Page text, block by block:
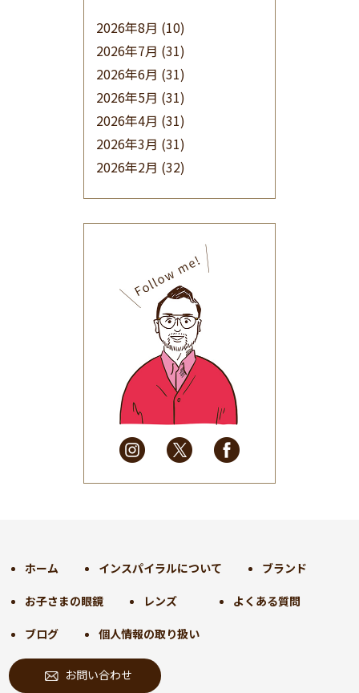
2026年8月 (10)
2026年7月 (31)
2026年6月 (31)
2026年5月 (31)
2026年4月 (31)
2026年3月 (31)
2026年2月 (32)
(32)
2025年9月(30)
2025年8月(31)
2025年7月(37)
2025年6月(48)
2025年5月
(41)
2025年4月
(32)
2025年3月(31)
2025年2月
(28)
2024年9月(30)
2024年7月(31)
2024年6月(30)
2024年5月
2024年4月 (32)
ホーム インスパイラルについて ブランド
お子さまの眼鏡 レンズ よくある質問
ブログ 個人情報の取り扱い
お問い合わせ